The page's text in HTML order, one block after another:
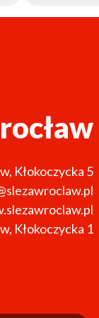
, Kłokoczycka 5
Kłokoczycka 1